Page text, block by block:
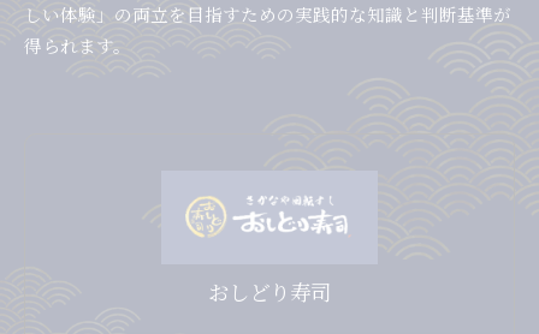
しい体験」の両立を目指すための実践的な知識と判断基準が
得られます。
おしどり寿司